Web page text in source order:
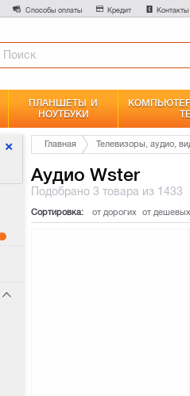
Способы оплаты Кредит Контакты
ПЛАНШЕТЫ И
НОУТБУКИ
Главная Телевизоры, аудио,
Аудио Wster
Подобрано3 товара из 1433
Сортировка: от дорогих от дешевых